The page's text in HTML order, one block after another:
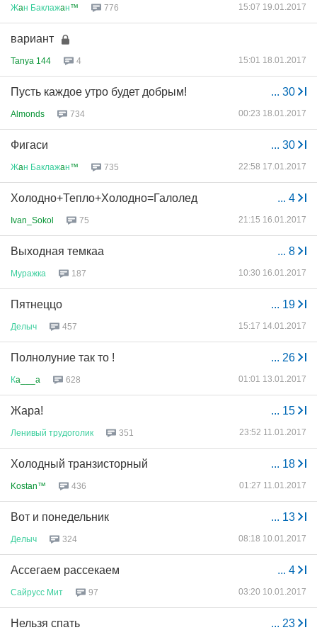
Жaн Баклажaн™ 776 15:07 19.01.2017
вариант
Tanya 144 4 15:01 18.01.2017
... 30
Пусть каждое утро будет добрым!
Almonds 734 00:23 18.01.2017
... 30
Фигаси
Жaн Баклажaн™ 735 22:58 17.01.2017
... 4
Холодно+Тепло+Холодно=Галолед
Ivan_Sokol 75 21:15 16.01.2017
... 8
Выходная темкаа
Муражка 187 10:30 16.01.2017
... 19
Пятнеццо
Делыч 457 15:17 14.01.2017
... 26
Полнолуние так то !
Кa___a 628 01:01 13.01.2017
... 15
Жара!
Ленивый трудоголик 351 23:52 11.01.2017
... 18
Холодный транзисторный
Kostan™ 436 01:27 11.01.2017
... 13
Вот и понедельник
Делыч 324 08:18 10.01.2017
... 4
Ассегаем рассекаем
Сайрусс Мит 97 03:20 10.01.2017
... 23
Нельзя спать